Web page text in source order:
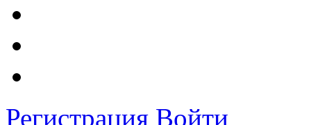
Регистрация Войти